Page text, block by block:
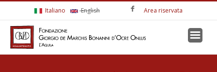
Italiano English Area riservata